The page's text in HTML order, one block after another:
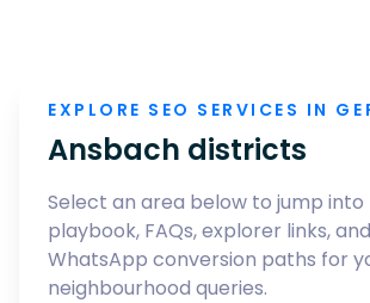
EXPLORE SEO SERVICES IN
Ansbach districts
Select an area below to jump into
playbook, FAQs, explorer links,
WhatsApp conversion paths for
neighbourhood queries.